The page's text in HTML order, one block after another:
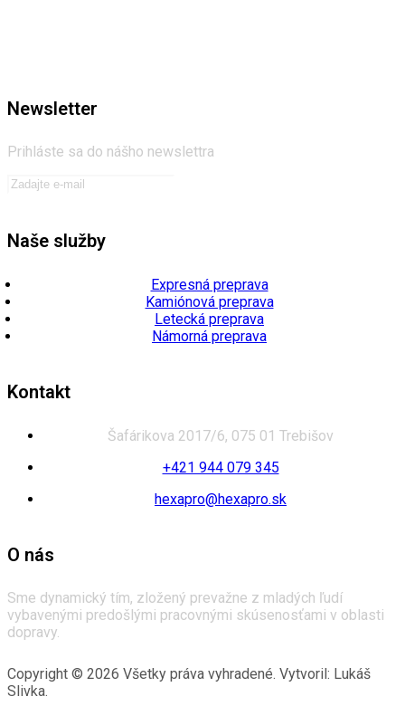
Newsletter
Prihláste sa do nášho newslettra
Naše služby
Expresná preprava
Kamiónová preprava
Letecká preprava
Námorná preprava
Kontakt
Šafárikova 2017/6, 075 01 Trebišov
+421 944 079 345
hexapro@hexapro.sk
O nás
Sme dynamický tím, zložený prevažne z mladých ľudí
vybavenými predošlými pracovnými skúsenosťami v oblasti
dopravy.
Copyright © 2026 Všetky práva vyhradené. Vytvoril: Lukáš
Slivka.